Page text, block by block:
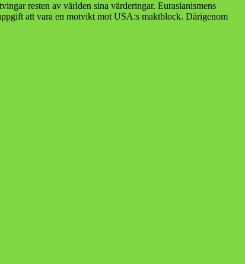
resten av världen sina värderingar. Eurasianismens
att vara en motvikt mot USA:s maktblock. Därigenom